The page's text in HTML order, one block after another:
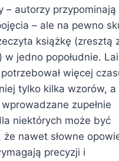
– autorzy
– ale na pewno
książkę (zresztą
w jedno popołudnie.
więcej
tylko kilka wzorów, a
zupełnie
niektórych może być
że nawet słowne
precyzji i